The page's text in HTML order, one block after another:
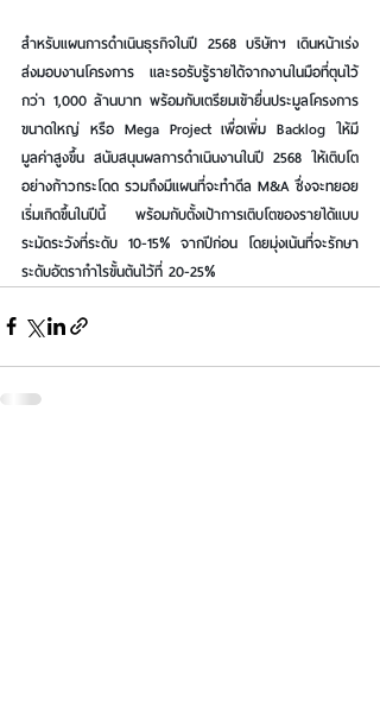
สำหรับแผนการดำเนินธุรกิจในปี 2568 บริษัทฯ เดินหน้าเร่ง
ส่งมอบงานโครงการ และรอรับรู้รายได้จากงานในมือที่ตุนไว้
กว่า 1,000 ล้านบาท พร้อมกับเตรียมเข้ายื่นประมูลโครงการ
ขนาดใหญ่ หรือ Mega Project เพื่อเพิ่ม Backlog ให้มี
มูลค่าสูงขึ้น สนับสนุนผลการดำเนินงานในปี 2568 ให้เติบโต
อย่างก้าวกระโดด รวมถึงมีแผนที่จะทำดีล M&A ซึ่งจะทยอย
เริ่มเกิดขึ้นในปีนี้ พร้อมกับตั้งเป้าการเติบโตของรายได้แบบ
ระมัดระวังที่ระดับ 10-15% จากปีก่อน โดยมุ่งเน้นที่จะรักษา
ระดับอัตรากำไรขั้นต้นไว้ที่ 20-25%